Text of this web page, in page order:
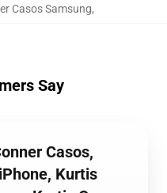
Casos Samsung,
Say
Casos,
Kurtis